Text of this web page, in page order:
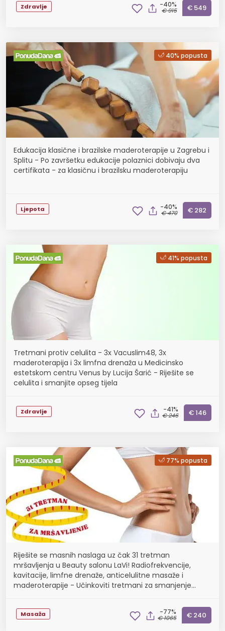
Zdravlje -40%
€ 915 € 549
40% popusta
Edukacija klasične i brazilske maderoterapije u Zagrebu i
Splitu - Po završetku edukacije polaznici dobivaju dva
certifikata - za klasičnu i brazilsku maderoterapiju
Ljepota -40%
€ 470 € 282
41% popusta
Tretmani protiv celulita - 3x Vacuslim48, 3x
maderoterapija i 3x limfna drenaža u Medicinsko
estetskom centru Venus by Lucija Šarić - Riješite se
celulita i smanjite opseg tijela
Zdravlje -41%
€ 246 € 146
77% popusta
Riješite se masnih naslaga uz čak 31 tretman
mršavljenja u Beauty salonu LaVi! Radiofrekvencije,
kavitacije, limfne drenaže, anticelulitne masaže i
maderoterapije - Učinkoviti tretmani za smanjenje
Masaža -77%
€ 1065 € 240